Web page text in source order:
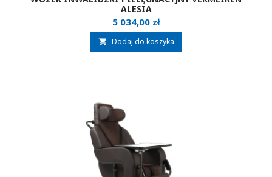
ALESIA
Cena
5 034,00 zł
 Dodaj do koszyka